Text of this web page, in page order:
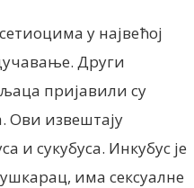
у највећој
Други
пријавили су
Ови извештају
и сукубуса. Инкубус је
има сексуалне